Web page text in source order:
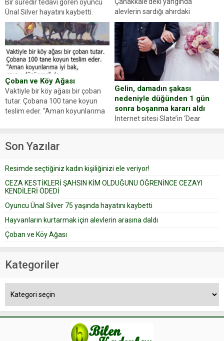
Bir süredir tedavi gören oyuncu
Ünal Silver hayatını kaybetti.
Haberi, oyuncunun menajerlik
ajansı duyurdu. Renda Güner,
sosyal medya hesabında “Usta
Oyuncumuz ve çok değerli
dostumuz...
Çanakkale’deki yangında
alevlerin sardığı ahırdaki
hayvanlarını kurtarmak isteyen
Zeki Demir (66) ölümden döndü.
Yüzünde ve ellerinde yanıklar
oluşan Demir, kâbus dolu anları
anlattı… Merkeze bağlı...
Çoban ve Köy Ağası
Vaktiyle bir köy ağası bir çoban
tutar. Çobana 100 tane koyun
teslim eder. “Aman koyunlarıma
Çoban koyunları alır gider. Aylar...
Gelin, damadın şakası
nedeniyle düğünden 1 gün
sonra boşanma kararı aldı
İnternet sitesi Slate’in ‘Dear
Prudence’ isimli tavsiye köşesine
yapıştırdığı için düğünden...
Son Yazılar
Resimde seçtiğiniz kadın kişiliğinizi ele veriyor!
CEZA KESTİKLERİ ŞAHSIN KİM OLDUĞUNU ÖĞRENİNCE CEZAYI
KENDİLERİ ÖDEDİ
Oyuncu Ünal Silver 75 yaşında hayatını kaybetti
Hayvanların kurtarmak için alevlerin arasına daldı
Çoban ve Köy Ağası
Kategoriler